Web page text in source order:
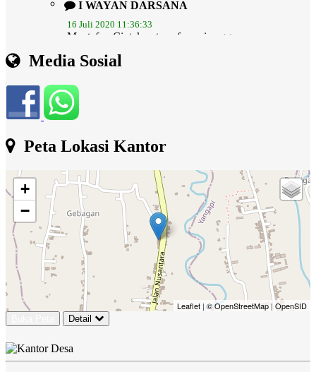
16 Juli 2020 11:36:33
melalui...selengkapnya
I Wayan Aman
mohon admin lebih update..dan web ini dirancang
juga...
Media Sosial
Peta Lokasi Kantor
+
−
Leaflet | © OpenStreetMap | OpenSID
Detail